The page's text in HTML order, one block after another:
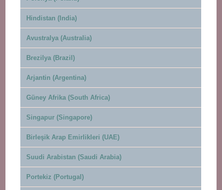
Hindistan (India)
Avustralya (Australia)
Brezilya (Brazil)
Arjantin (Argentina)
Güney Afrika (South Africa)
Singapur (Singapore)
Birleşik Arap Emirlikleri (UAE)
Suudi Arabistan (Saudi Arabia)
Portekiz (Portugal)